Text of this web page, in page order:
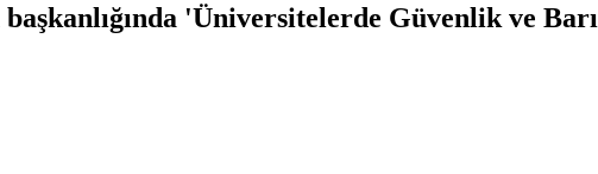
'Üniversitelerde Güvenlik ve